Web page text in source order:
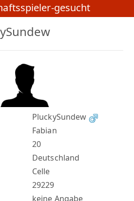
gesucht
PluckySundew
Fabian
20
Deutschland
Celle
29229
keine Angabe